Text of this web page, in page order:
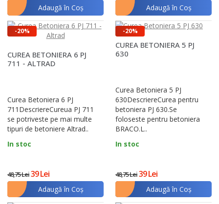
Adaugă în Coş Adaugă în Coş
-20%
CUREA BETONIERA 6 PJ
711 - ALTRAD
Curea Betoniera 6 PJ
711DescriereCureua PJ 711
se potriveste pe mai multe
tipuri de betoniere Altrad..
In stoc
48,75 Lei39 Lei
Adaugă în Coş
-20%
CUREA BETONIERA 5 PJ
630
Curea Betoniera 5 PJ
630DescriereCurea pentru
betoniera PJ 630.Se
foloseste pentru betoniera
BRACO.L..
In stoc
48,75 Lei39 Lei
Adaugă în Coş